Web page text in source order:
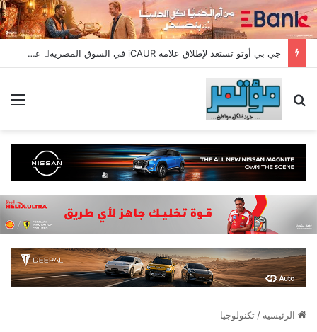
جي بي أوتو تستعد لإطلاق علامة iCAUR في السوق المصرية علامة عالمية جديدة لسيارات الطاقة الجديدة تجمع بين التكنولوجيا الذكية والتصميم الجريء وروح المغامر
بحث عن
الرئيسية / تكنولوجيا